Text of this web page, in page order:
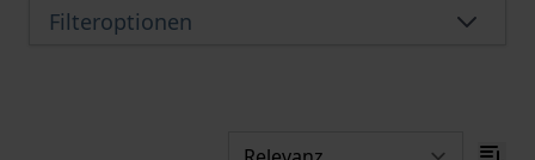
Filteroptionen